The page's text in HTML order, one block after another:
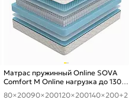
Матрас пружинный Online SOVA
Comfort M Online нагрузка до 130
кг 800x2000
80×20090×200120×200140×200+2